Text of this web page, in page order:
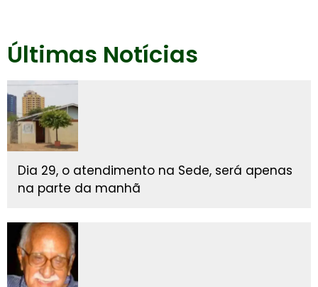
Últimas Notícias
Dia 29, o atendimento na Sede, será apenas
na parte da manhã